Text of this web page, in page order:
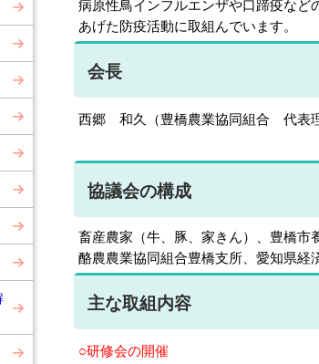
病原性鳥インフルエンザや口蹄疫など
あげた防疫活動に取組んでいます。
会長
西郷 和久（豊橋農業協同組合 代表理
協議会の構成
畜産農家（牛、豚、家きん）、豊橋市
酪農農業協同組合豊橋支所、愛知県経
主な取組内容
○研修会の開催